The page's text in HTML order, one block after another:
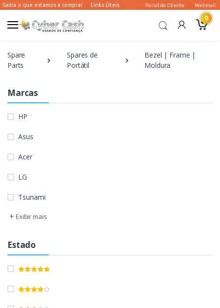
0
Spare
Parts
Spares de
Portátil
Bezel | Frame |
Moldura
Marcas
HP
Asus
Acer
LG
Tsunami
+ Exibir mais
Estado